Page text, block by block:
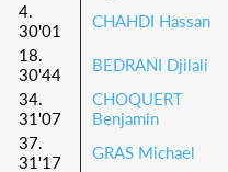
4.
30'01
CHAHDI Hassan
18.
30'44
BEDRANI Djilali
34.
31'07
CHOQUERT
Benjamin
37.
31'17
GRAS Michael